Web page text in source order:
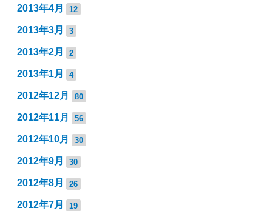
2013年4月 12
2013年3月 3
2013年2月 2
2013年1月 4
2012年12月 80
2012年11月 56
2012年10月 30
2012年9月 30
2012年8月 26
2012年7月 19